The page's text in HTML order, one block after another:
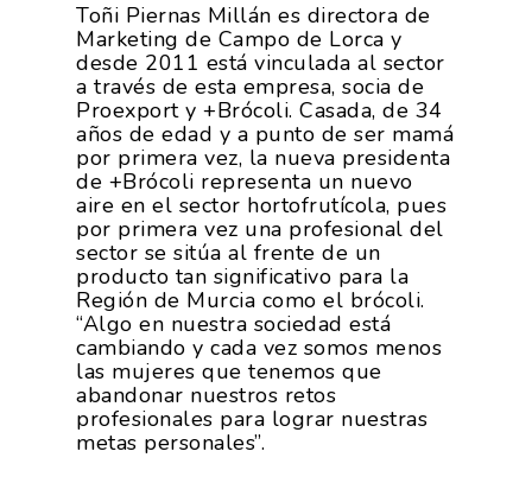
Toñi Piernas Millán es directora de
Marketing de Campo de Lorca y
desde 2011 está vinculada al sector
a través de esta empresa, socia de
Proexport y +Brócoli. Casada, de 34
años de edad y a punto de ser mamá
por primera vez, la nueva presidenta
de +Brócoli representa un nuevo
aire en el sector hortofrutícola, pues
por primera vez una profesional del
sector se sitúa al frente de un
producto tan significativo para la
Región de Murcia como el brócoli.
“Algo en nuestra sociedad está
cambiando y cada vez somos menos
las mujeres que tenemos que
abandonar nuestros retos
profesionales para lograr nuestras
metas personales”.